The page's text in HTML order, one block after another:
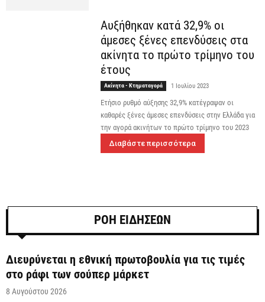
Αυξήθηκαν κατά 32,9% οι
άμεσες ξένες επενδύσεις στα
ακίνητα το πρώτο τρίμηνο του
έτους
Ακίνητα - Κτηματαγορά 1 Ιουλίου 2023
Ετήσιο ρυθμό αύξησης 32,9% κατέγραψαν οι
καθαρές ξένες άμεσες επενδύσεις στην Ελλάδα για
την αγορά ακινήτων το πρώτο τρίμηνο του 2023
Διαβάστε περισσότερα
ΡΟΗ ΕΙΔΗΣΕΩΝ
Διευρύνεται η εθνική πρωτοβουλία για τις τιμές
στο ράφι των σούπερ μάρκετ
8 Αυγούστου 2026